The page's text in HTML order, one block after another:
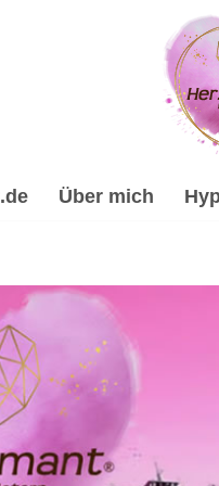
Über mich
Energiearbeit
&
Dein Online